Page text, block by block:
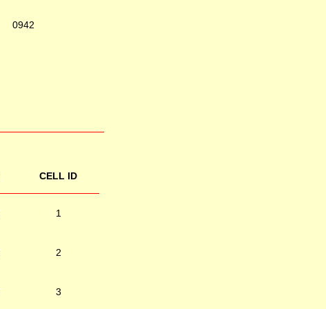
0942
CELL ID
1
2
3